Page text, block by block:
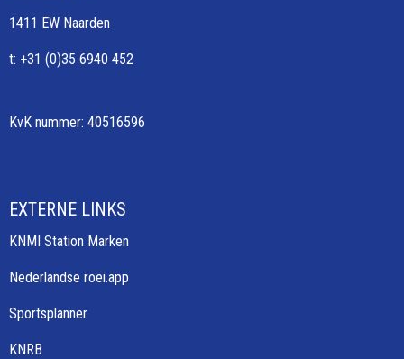
1411 EW Naarden
t: +31 (0)35 6940 452
KvK nummer: 40516596
EXTERNE LINKS
KNMI Station Marken
Nederlandse roei.app
Sportsplanner
KNRB